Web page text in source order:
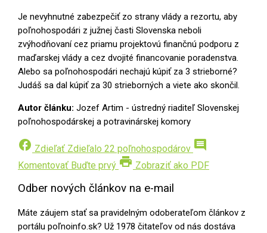
Je nevyhnutné zabezpečiť zo strany vlády a rezortu, aby
poľnohospodári z južnej časti Slovenska neboli
zvýhodňovaní cez priamu projektovú finančnú podporu z
maďarskej vlády a cez dvojité financovanie poradenstva.
Alebo sa poľnohospodári nechajú kúpiť za 3 strieborné?
Judáš sa dal kúpiť za 30 strieborných a viete ako skončil.
Autor článku: Jozef Artim - ústredný riaditeľ Slovenskej
poľnohospodárskej a potravinárskej komory
facebook Zdieľať Zdieľalo 22 poľnohospodárov comment
Komentovať Buďte prvý print Zobraziť ako PDF
Odber nových článkov na e-mail
Máte záujem stať sa pravidelným odoberateľom článkov z
portálu poľnoinfo.sk? Už 1978 čitateľov od nás dostáva